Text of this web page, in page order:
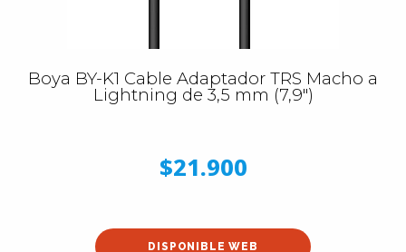
Boya BY-K1 Cable Adaptador TRS Macho a
Lightning de 3,5 mm (7,9")
$21.900
DISPONIBLE WEB